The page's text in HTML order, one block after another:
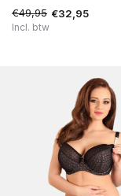
€49,95 €32,95
Incl. btw